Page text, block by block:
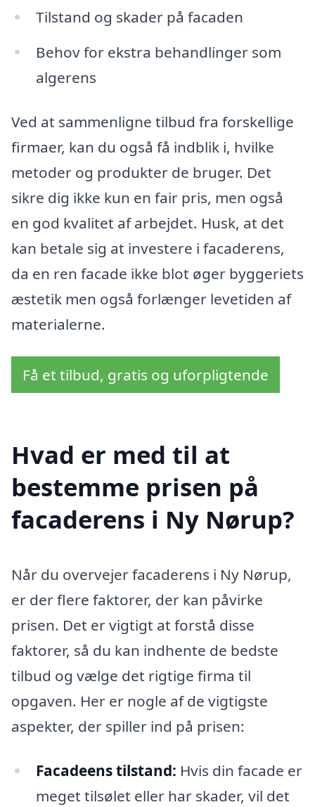
Tilstand og skader på facaden
Behov for ekstra behandlinger som
algerens
Ved at sammenligne tilbud fra forskellige
firmaer, kan du også få indblik i, hvilke
metoder og produkter de bruger. Det
sikre dig ikke kun en fair pris, men også
en god kvalitet af arbejdet. Husk, at det
kan betale sig at investere i facaderens,
da en ren facade ikke blot øger byggeriets
æstetik men også forlænger levetiden af
materialerne.
Få et tilbud, gratis og uforpligtende
Hvad er med til at
bestemme prisen på
facaderens i Ny Nørup?
Når du overvejer facaderens i Ny Nørup,
er der flere faktorer, der kan påvirke
prisen. Det er vigtigt at forstå disse
faktorer, så du kan indhente de bedste
tilbud og vælge det rigtige firma til
opgaven. Her er nogle af de vigtigste
aspekter, der spiller ind på prisen:
Facadeens tilstand: Hvis din facade er
meget tilsølet eller har skader, vil det